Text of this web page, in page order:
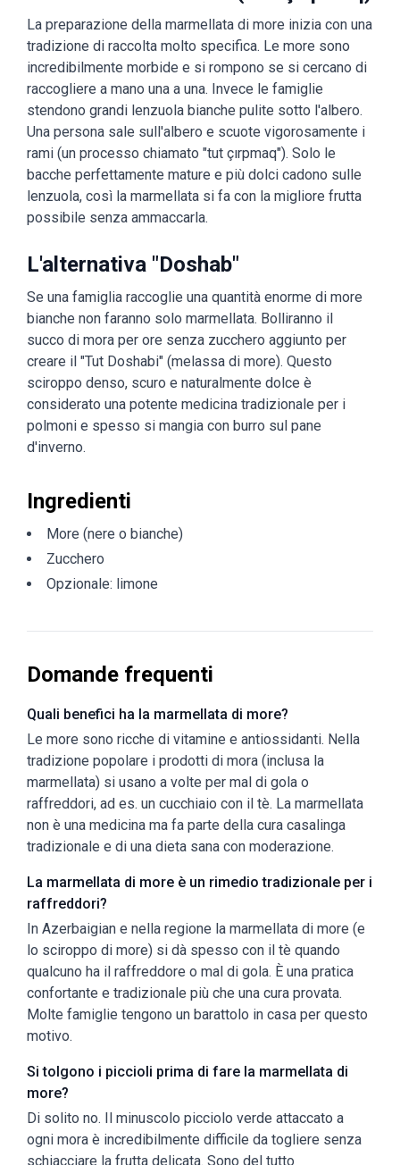
La preparazione della marmellata di more inizia con una
tradizione di raccolta molto specifica. Le more sono
incredibilmente morbide e si rompono se si cercano di
raccogliere a mano una a una. Invece le famiglie
stendono grandi lenzuola bianche pulite sotto l'albero.
Una persona sale sull'albero e scuote vigorosamente i
rami (un processo chiamato "tut çırpmaq"). Solo le
bacche perfettamente mature e più dolci cadono sulle
lenzuola, così la marmellata si fa con la migliore frutta
possibile senza ammaccarla.
L'alternativa "Doshab"
Se una famiglia raccoglie una quantità enorme di more
bianche non faranno solo marmellata. Bolliranno il
succo di mora per ore senza zucchero aggiunto per
creare il "Tut Doshabi" (melassa di more). Questo
sciroppo denso, scuro e naturalmente dolce è
considerato una potente medicina tradizionale per i
polmoni e spesso si mangia con burro sul pane
d'inverno.
Ingredienti
More (nere o bianche)
Zucchero
Opzionale: limone
Domande frequenti
Quali benefici ha la marmellata di more?
Le more sono ricche di vitamine e antiossidanti. Nella
tradizione popolare i prodotti di mora (inclusa la
marmellata) si usano a volte per mal di gola o
raffreddori, ad es. un cucchiaio con il tè. La marmellata
non è una medicina ma fa parte della cura casalinga
tradizionale e di una dieta sana con moderazione.
La marmellata di more è un rimedio tradizionale per i
raffreddori?
In Azerbaigian e nella regione la marmellata di more (e
lo sciroppo di more) si dà spesso con il tè quando
qualcuno ha il raffreddore o mal di gola. È una pratica
confortante e tradizionale più che una cura provata.
Molte famiglie tengono un barattolo in casa per questo
motivo.
Si tolgono i piccioli prima di fare la marmellata di
more?
Di solito no. Il minuscolo picciolo verde attaccato a
ogni mora è incredibilmente difficile da togliere senza
schiacciare la frutta delicata. Sono del tutto